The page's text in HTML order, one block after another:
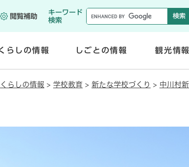
メニューを飛ばして本文へ
閲覧補助
キーワード
検索
らしの情報 しごとの情報
く
観光情報
くらしの情報 > 学校教育 > 新たな学校づくり > 中川村